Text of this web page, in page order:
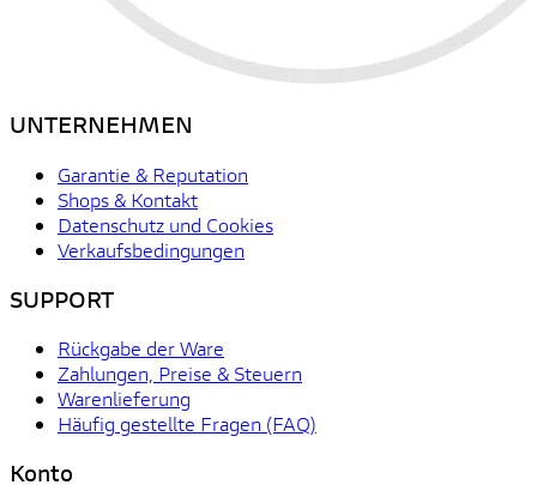
UNTERNEHMEN
Garantie & Reputation
Shops & Kontakt
Datenschutz und Cookies
Verkaufsbedingungen
SUPPORT
Rückgabe der Ware
Zahlungen, Preise & Steuern
Warenlieferung
Häufig gestellte Fragen (FAQ)
Konto